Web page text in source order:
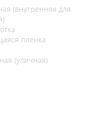
(внутренняя для
пленка
(уличная)